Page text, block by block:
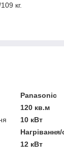
кг.
Panasonic
120 кв.м
10 кВт
12 кВт